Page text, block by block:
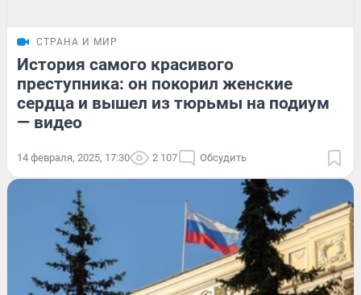
СТРАНА И МИР
История самого красивого
преступника: он покорил женские
сердца и вышел из тюрьмы на подиум
— видео
14 февраля, 2025, 17:30 2 107 Обсудить